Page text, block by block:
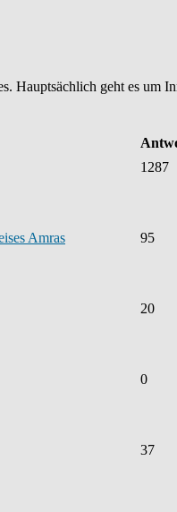
Hauptsächlich geht es um
1287
Amras
95
20
0
37